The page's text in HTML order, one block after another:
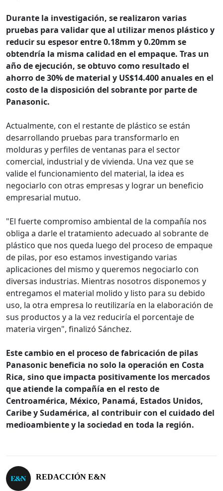
Durante la investigación, se realizaron varias
pruebas para validar que al utilizar menos plástico y
reducir su espesor entre 0.18mm y 0.20mm se
obtendría la misma calidad en el empaque. Tras un
año de ejecución, se obtuvo como resultado el
ahorro de 30% de material y US$14.400 anuales en el
costo de la disposición del sobrante por parte de
Panasonic.
Actualmente, con el restante de plástico se están
desarrollando pruebas para transformarlo en
molduras y perfiles de ventanas para el sector
comercial, industrial y de vivienda. Una vez que se
valide el funcionamiento del material, la idea es
negociarlo con otras empresas y lograr un beneficio
empresarial mutuo.
"El fuerte compromiso ambiental de la compañía nos
obliga a darle el tratamiento adecuado al sobrante de
plástico que nos queda luego del proceso de empaque
de pilas, por eso estamos investigando varias
aplicaciones del mismo y queremos negociarlo con
diversas industrias. Mientras nosotros disponemos y
entregamos el material molido y listo para su debido
uso, la otra empresa lo reutilizaría en la elaboración de
sus productos y a la vez reduciría el porcentaje de
materia virgen", finalizó Sánchez.
Este cambio en el proceso de fabricación de pilas
Panasonic beneficia no solo la operación en Costa
Rica, sino que impacta positivamente los mercados
que atiende la compañía en el resto de
Centroamérica, México, Panamá, Estados Unidos,
Caribe y Sudamérica, al contribuir con el cuidado del
medioambiente y la sociedad en toda la región.
REDACCIÓN E&N